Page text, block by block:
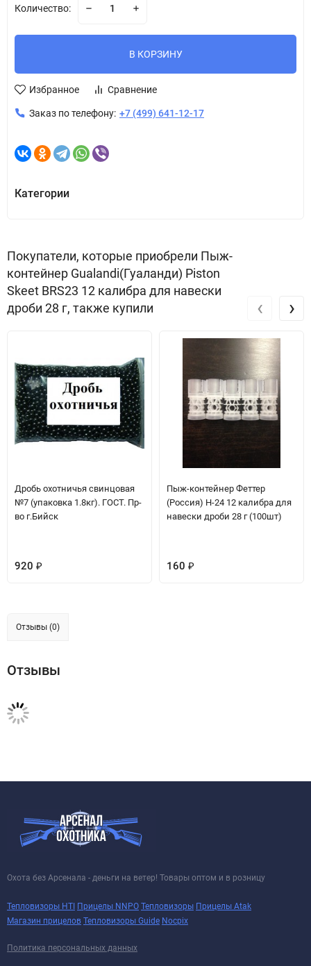
Количество:
В КОРЗИНУ
Избранное Сравнение
Заказ по телефону: +7 (499) 641-12-17
Категории
Покупатели, которые приобрели Пыж-
контейнер Gualandi(Гуаланди) Piston
Skeet BRS23 12 калибра для навески
дроби 28 г, также купили
Дробь охотничья свинцовая
№7 (упаковка 1.8кг). ГОСТ. Пр-
во г.Бийск
920 ₽
Пыж-контейнер Феттер
(Россия) H-24 12 калибра для
навески дроби 28 г (100шт)
160 ₽
‹ ›
Отзывы (0)
Отзывы
Охота без Арсенала - деньги на ветер! Товары оптом и в розницу
Тепловизоры HTI Прицелы NNPO Тепловизоры Прицелы Atak
Магазин прицелов Тепловизоры Guide Nocpix
Политика персональных данных